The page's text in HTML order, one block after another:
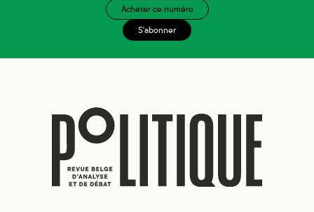
Acheter ce numéro
S'abonner